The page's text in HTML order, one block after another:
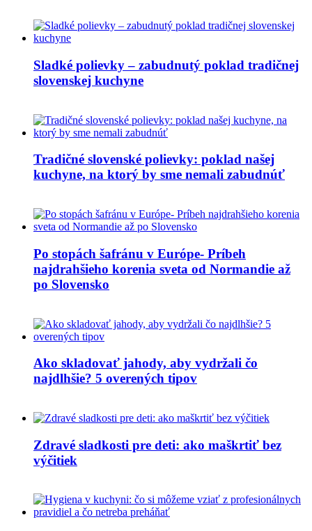
Sladké polievky – zabudnutý poklad tradičnej
slovenskej kuchyne
Tradičné slovenské polievky: poklad našej
kuchyne, na ktorý by sme nemali zabudnúť
Po stopách šafránu v Európe- Príbeh
najdrahšieho korenia sveta od Normandie až
po Slovensko
Ako skladovať jahody, aby vydržali čo
najdlhšie? 5 overených tipov
Zdravé sladkosti pre deti: ako maškrtiť bez
výčitiek